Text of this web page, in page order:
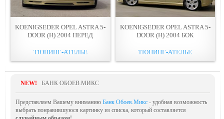
KOENIGSEDER OPEL ASTRA 5-
DOOR (H) 2004 ПЕРЕД
ТЮНИНГ-АТЕЛЬЕ
KOENIGSEDER OPEL ASTRA 5-
DOOR (H) 2004 БОК
ТЮНИНГ-АТЕЛЬЕ
NEW! БАНК ОБОЕВ.МИКС
Представляем Вашему вниманию Банк Обоев.Микс - удобная возможность
выбрать понравившуюся картинку из списка, который составляется